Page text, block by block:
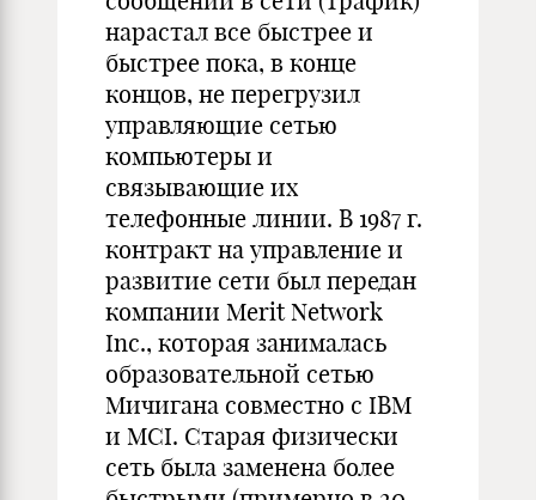
нарастал все быстрее и
быстрее пока, в конце
концов, не перегрузил
управляющие сетью
компьютеры и
связывающие их
телефонные линии. В 1987 г.
контракт на управление и
развитие сети был передан
компании Merit Network
Inc., которая занималась
образовательной сетью
Мичигана совместно с IBM
и MCI. Старая физически
сеть была заменена более